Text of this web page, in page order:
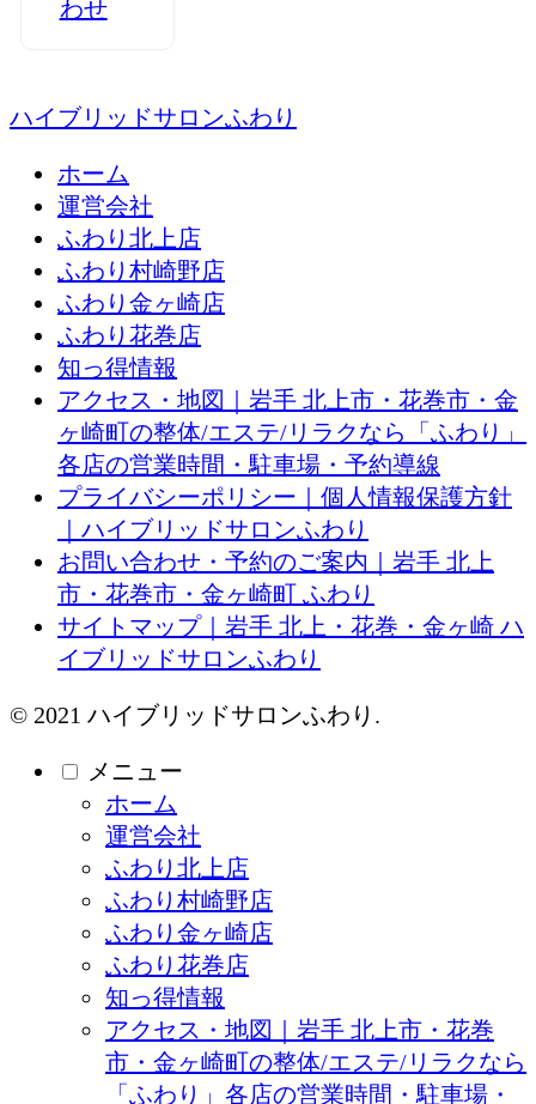
わせ
ハイブリッドサロンふわり
ホーム
運営会社
ふわり北上店
ふわり村崎野店
ふわり金ヶ崎店
ふわり花巻店
知っ得情報
アクセス・地図｜岩手 北上市・花巻市・金
ヶ崎町の整体/エステ/リラクなら「ふわり」
各店の営業時間・駐車場・予約導線
プライバシーポリシー｜個人情報保護方針
｜ハイブリッドサロンふわり
お問い合わせ・予約のご案内｜岩手 北上
市・花巻市・金ヶ崎町 ふわり
サイトマップ｜岩手 北上・花巻・金ヶ崎 ハ
イブリッドサロンふわり
© 2021 ハイブリッドサロンふわり.
メニュー
ホーム
運営会社
ふわり北上店
ふわり村崎野店
ふわり金ヶ崎店
ふわり花巻店
知っ得情報
アクセス・地図｜岩手 北上市・花巻
市・金ヶ崎町の整体/エステ/リラクなら
「ふわり」各店の営業時間・駐車場・